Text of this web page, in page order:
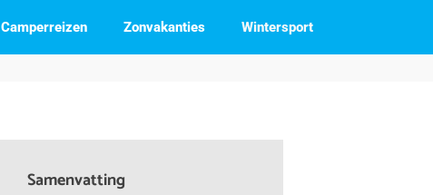
Camperreizen Zonvakanties Wintersport
Samenvatting